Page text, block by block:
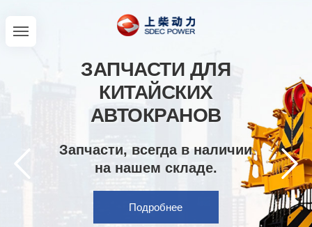
ЗАПЧАСТИ ДЛЯ
КИТАЙСКИХ
АВТОКРАНОВ
Запчасти, всегда в наличии
на нашем складе.
Подробнее